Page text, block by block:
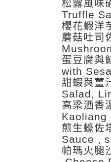
松露風味
Truffle
櫻花蝦洋
蘑菇吐司
蛋豆腐與
with
甜蝦與薑
Salad,
高梁酒香
Kaoliang
煎生蠔佐
Sauce ,
帕瑪火腿